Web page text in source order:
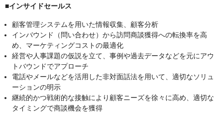
■インサイドセールス
顧客管理システムを用いた情報収集、顧客分析
インバウンド（問い合わせ）から訪問商談獲得への転換率を高
め、マーケティングコストの最適化
経営や人事課題の仮説を立て、事例や過去データなどを元にアウ
トバウンドでアプローチ
電話やメールなどを活用した非対面話法を用いて、適切なソリュ
ーションの明示
継続的かつ戦術的な接触により顧客ニーズを徐々に高め、適切な
タイミングで商談機会を獲得